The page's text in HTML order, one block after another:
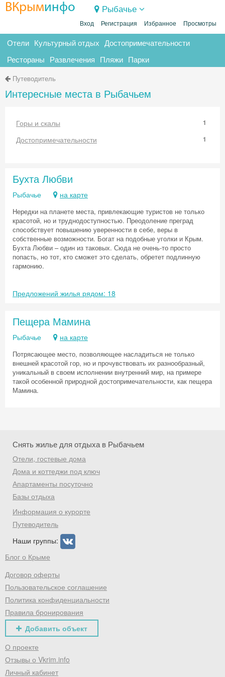
ВКрыминфо Рыбачье
Вход Регистрация Избранное Просмотры
Отели Культурный отдых Достопримечательности
Рестораны Развлечения Пляжи Парки
Путеводитель
Интересные места в Рыбачьем
Горы и скалы 1
Достопримечательности 1
Бухта Любви
Рыбачье на карте
Нередки на планете места, привлекающие туристов не только
красотой, но и труднодоступностью. Преодоление преград
способствует повышению уверенности в себе, веры в
собственные возможности. Богат на подобные уголки и Крым.
Бухта Любви – один из таковых. Сюда не очень-то просто
попасть, но тот, кто сможет это сделать, обретет подлинную
гармонию.
Предложений жилья рядом: 18
Пещера Мамина
Рыбачье на карте
Потрясающее место, позволяющее насладиться не только
внешней красотой гор, но и прочувствовать их разнообразный,
уникальный в своем исполнении внутренний мир, на примере
такой особенной природной достопримечательности, как пещера
Мамина.
Снять жилье для отдыха в Рыбачьем
Отели, гостевые дома
Дома и коттеджи под ключ
Апартаменты посуточно
Базы отдыха
Информация о курорте
Путеводитель
Наши группы:
Блог о Крыме
Договор оферты
Пользовательское соглашение
Политика конфиденциальности
Правила бронирования
Добавить объект
О проекте
Отзывы о Vkrim.info
Личный кабинет
Скидка −5%
Хочешь дешевле? Оставь почту и получи